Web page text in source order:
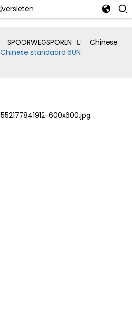
SPOORWEGSPOREN
Chinese
Chinese standaard 60N